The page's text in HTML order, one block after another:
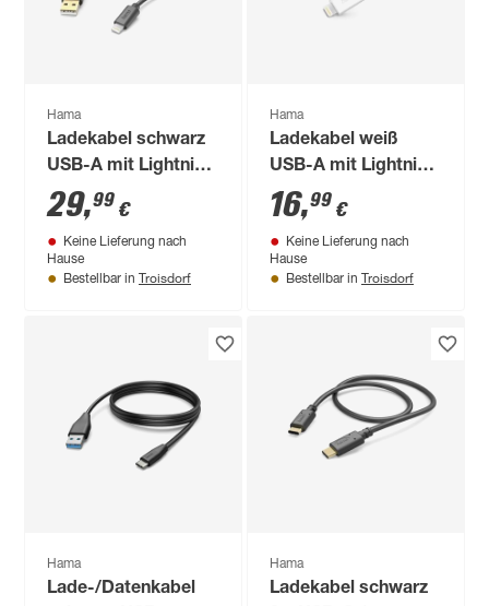
Hama
Ladekabel schwarz
USB-A mit Lightning
3 m
29,99 €
Keine Lieferung nach
Hause
Bestellbar in Troisdorf
Hama
Ladekabel weiß
USB-A mit Lightning
1 m
16,99 €
Keine Lieferung nach
Hause
Bestellbar in Troisdorf
Hama
Lade-/Datenkabel
Hama
Ladekabel schwarz